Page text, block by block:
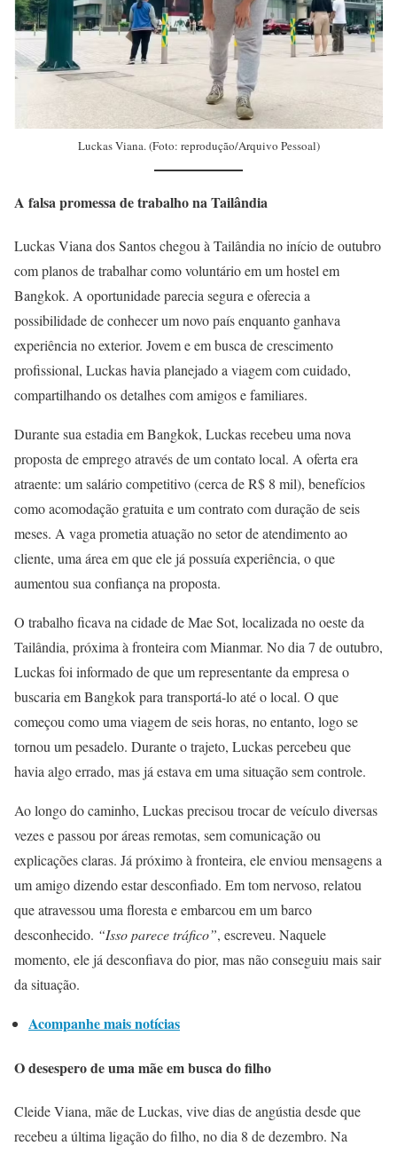
Luckas Viana. (Foto: reprodução/Arquivo Pessoal)
A falsa promessa de trabalho na Tailândia
Luckas Viana dos Santos chegou à Tailândia no início de outubro
com planos de trabalhar como voluntário em um hostel em
Bangkok. A oportunidade parecia segura e oferecia a
possibilidade de conhecer um novo país enquanto ganhava
experiência no exterior. Jovem e em busca de crescimento
profissional, Luckas havia planejado a viagem com cuidado,
compartilhando os detalhes com amigos e familiares.
Durante sua estadia em Bangkok, Luckas recebeu uma nova
proposta de emprego através de um contato local. A oferta era
atraente: um salário competitivo (cerca de R$ 8 mil), benefícios
como acomodação gratuita e um contrato com duração de seis
meses. A vaga prometia atuação no setor de atendimento ao
cliente, uma área em que ele já possuía experiência, o que
aumentou sua confiança na proposta.
O trabalho ficava na cidade de Mae Sot, localizada no oeste da
Tailândia, próxima à fronteira com Mianmar. No dia 7 de outubro,
Luckas foi informado de que um representante da empresa o
buscaria em Bangkok para transportá-lo até o local. O que
começou como uma viagem de seis horas, no entanto, logo se
tornou um pesadelo. Durante o trajeto, Luckas percebeu que
havia algo errado, mas já estava em uma situação sem controle.
Ao longo do caminho, Luckas precisou trocar de veículo diversas
vezes e passou por áreas remotas, sem comunicação ou
explicações claras. Já próximo à fronteira, ele enviou mensagens a
um amigo dizendo estar desconfiado. Em tom nervoso, relatou
que atravessou uma floresta e embarcou em um barco
desconhecido. “Isso parece tráfico”, escreveu. Naquele
momento, ele já desconfiava do pior, mas não conseguiu mais sair
da situação.
Acompanhe mais notícias
O desespero de uma mãe em busca do filho
Cleide Viana, mãe de Luckas, vive dias de angústia desde que
recebeu a última ligação do filho, no dia 8 de dezembro. Na